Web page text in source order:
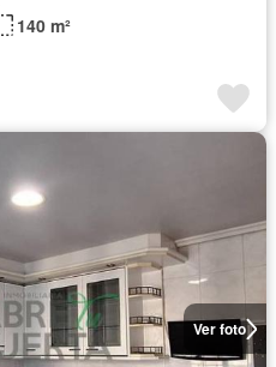
140 m²
Ver foto